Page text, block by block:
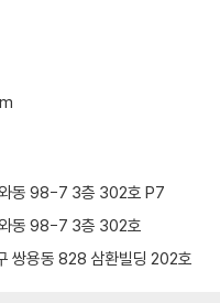
다고요?’라고 제작진에게 되물
감각과 손재간만으로 본능
가 아니라 그때그때 맛을 보
취향을 고려해 일반적인 레
들은 물론이고 제작진, 시청
계가 있다.
요하다. ‘정확한 분량을 알 수
인분 기준)을 재구성했다. 방
맵거나 달게 만들어지기도 했
동 98-7 3층 302호 P7
동 98-7 3층 302호
쌍용동 828 삼환빌딩 202호